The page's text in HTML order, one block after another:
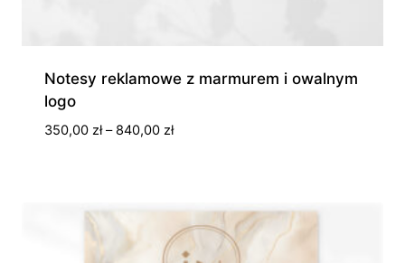
Notesy reklamowe z marmurem i owalnym
logo
350,00 zł – 840,00 złZakres
do
840,00 zł